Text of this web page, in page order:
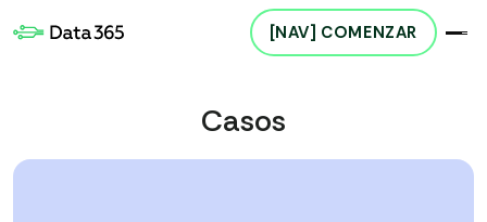
[NAV] COMENZAR
Casos